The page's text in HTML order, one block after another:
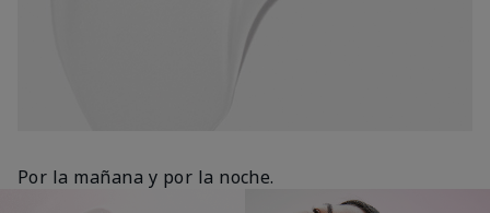
Por la mañana y por la noche.